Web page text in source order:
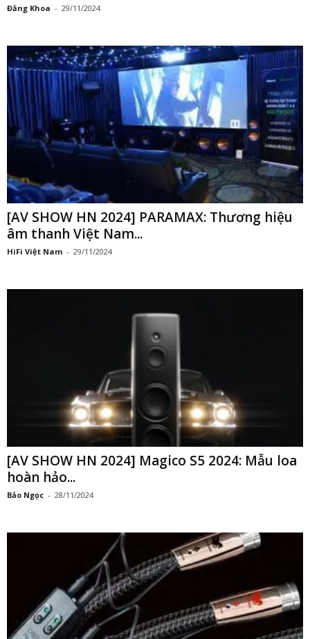
Đăng Khoa - 29/11/2024
[AV SHOW HN 2024] PARAMAX: Thương hiệu
âm thanh Việt Nam...
HiFi Việt Nam - 29/11/2024
[AV SHOW HN 2024] Magico S5 2024: Mẫu loa
hoàn hảo...
Bảo Ngọc - 28/11/2024